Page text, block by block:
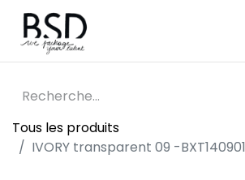
Tous les produits
IVORY transparent 09 -BXT140901